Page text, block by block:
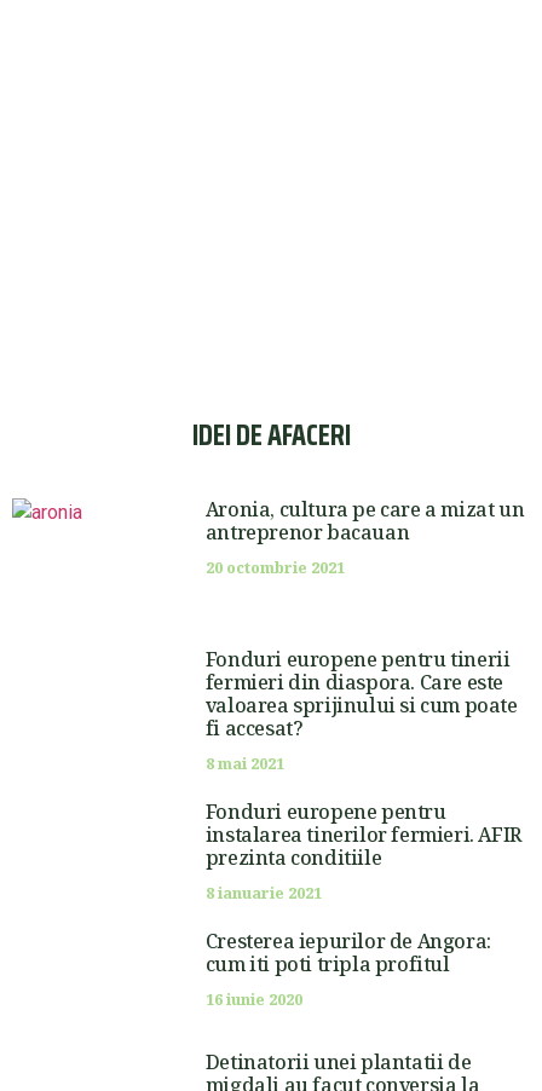
IDEI DE AFACERI
Aronia, cultura pe care a mizat un
antreprenor bacauan
20 octombrie 2021
Fonduri europene pentru tinerii
fermieri din diaspora. Care este
valoarea sprijinului si cum poate
fi accesat?
8 mai 2021
Fonduri europene pentru
instalarea tinerilor fermieri. AFIR
prezinta conditiile
8 ianuarie 2021
Cresterea iepurilor de Angora:
cum iti poti tripla profitul
16 iunie 2020
Detinatorii unei plantatii de
migdali au facut conversia la